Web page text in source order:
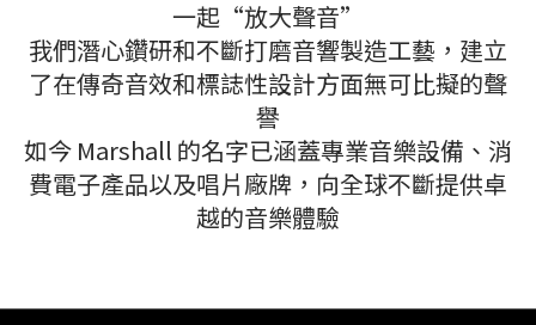
一起“放大聲音”
我們潛心鑽研和不斷打磨音響製造工藝，建立
了在傳奇音效和標誌性設計方面無可比擬的聲
譽
如今 Marshall 的名字已涵蓋專業音樂設備、消
費電子產品以及唱片廠牌，向全球不斷提供卓
越的音樂體驗